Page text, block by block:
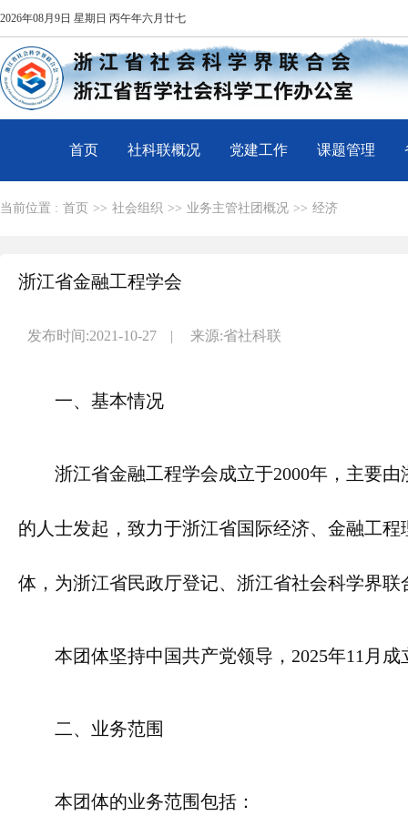
2026年08月9日 星期日 丙午年六月廿七
首页 社科联概况 党建工作 课题管理
当前位置 : 首页 >> 社会组织 >> 业务主管社团概况 >> 经济
浙江省金融工程学会
发布时间:2021-10-27 | 来源:省社科联
一、基本情况
浙江省金融工程学会成立于2000年，主要
的人士发起，致力于浙江省国际经济、金融工
体，为浙江省民政厅登记、浙江省社会科学界联
本团体坚持中国共产党领导，2025年11月
二、业务范围
本团体的业务范围包括：